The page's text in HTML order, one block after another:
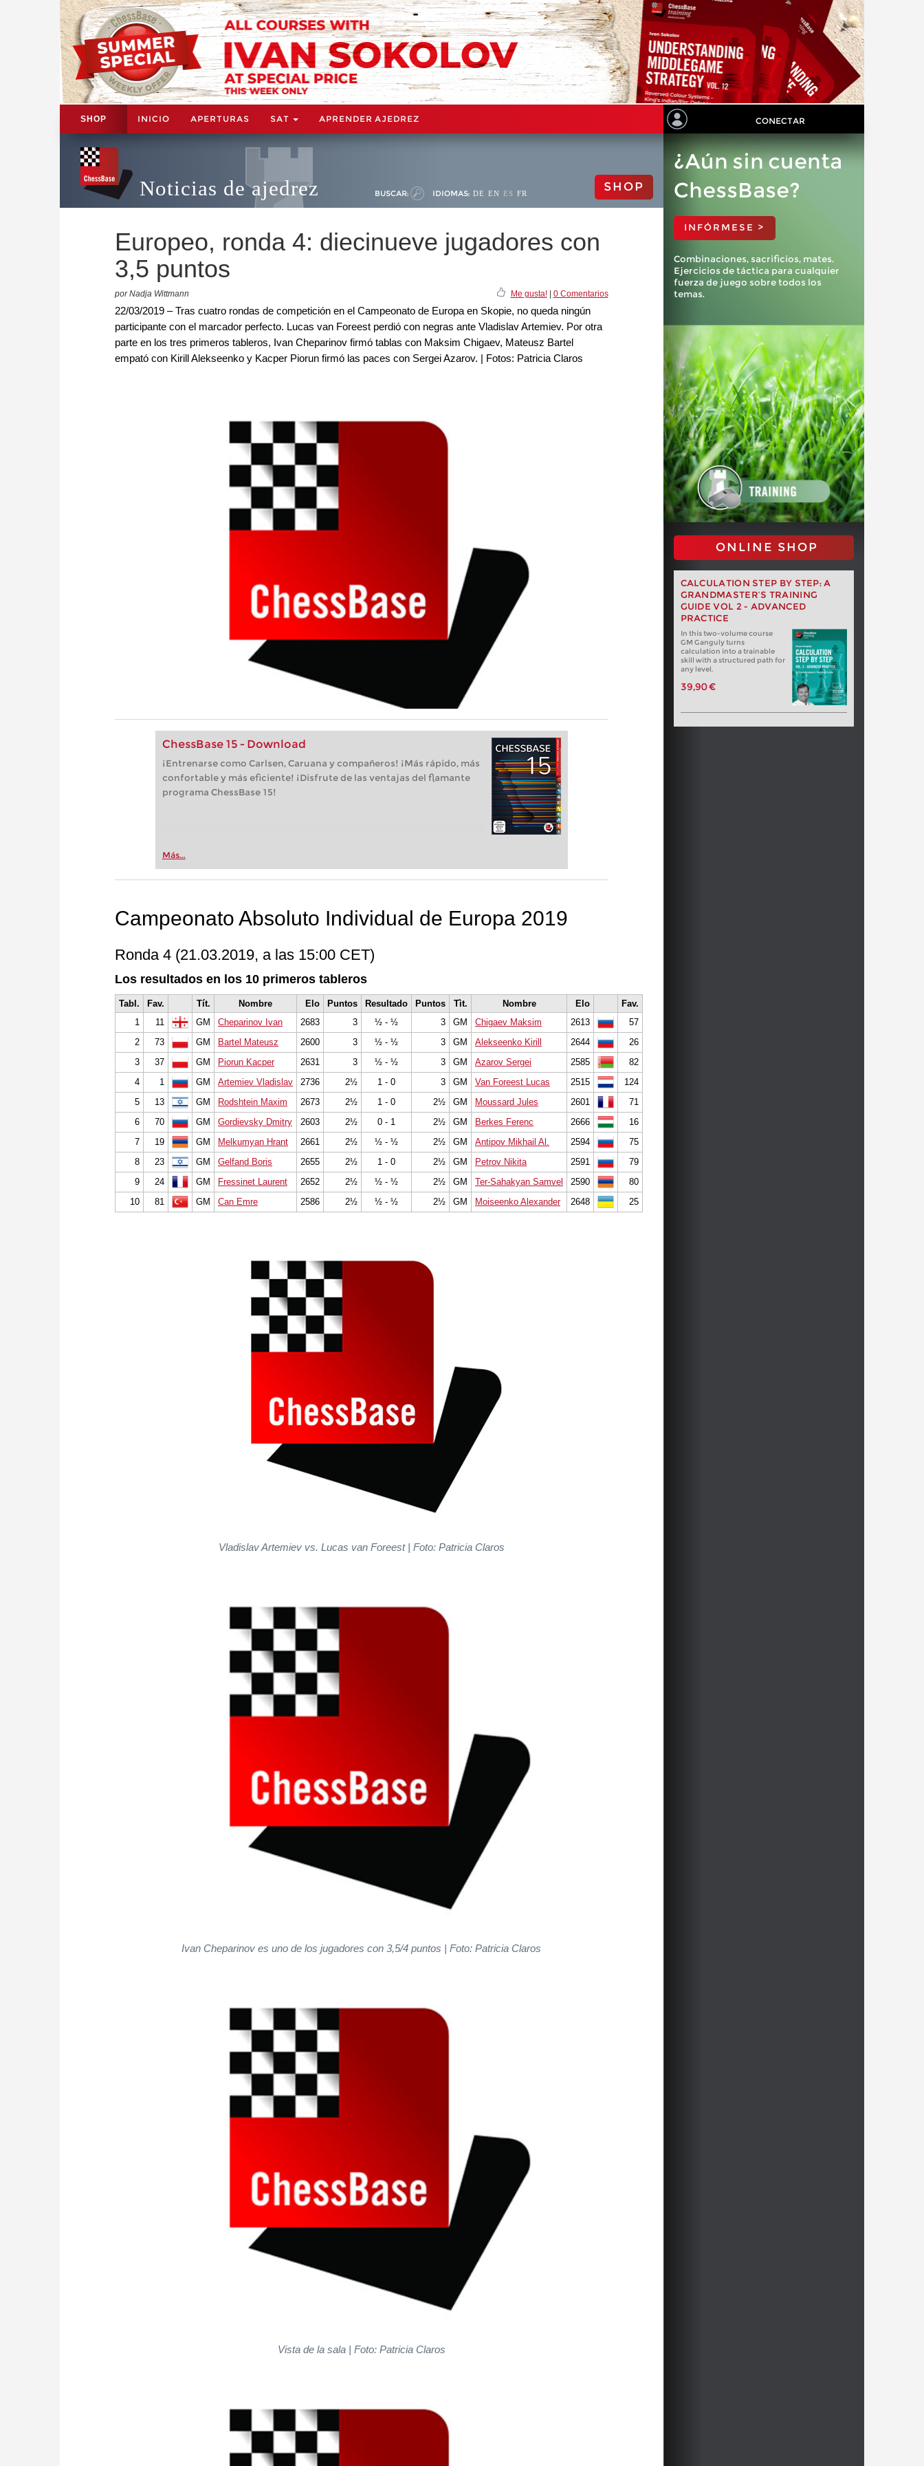
SHOP INICIO APERTURAS SAT APRENDER AJEDREZ CONECTAR
Noticias de ajedrez BUSCAR: IDIOMAS: DE EN ES FR SHOP
Europeo, ronda 4: diecinueve jugadores con
3,5 puntos
por Nadja Wittmann Me gusta!| 0 Comentarios
22/03/2019 – Tras cuatro rondas de competición en el Campeonato de Europa en Skopie, no queda ningún
participante con el marcador perfecto. Lucas van Foreest perdió con negras ante Vladislav Artemiev. Por otra
parte en los tres primeros tableros, Ivan Cheparinov firmó tablas con Maksim Chigaev, Mateusz Bartel
empató con Kirill Alekseenko y Kacper Piorun firmó las paces con Sergei Azarov. | Fotos: Patricia Claros
ChessBase 15 - Download
¡Entrenarse como Carlsen, Caruana y compañeros! ¡Más rápido, más
confortable y más eficiente! ¡Disfrute de las ventajas del flamante
programa ChessBase 15!
Más...
¿Aún sin cuenta
ChessBase?
INFÓRMESE >
Combinaciones, sacrificios, mates.
Ejercicios de táctica para cualquier
fuerza de juego sobre todos los
temas.
ONLINE SHOP
CALCULATION STEP BY STEP: A
GRANDMASTER’S TRAINING
GUIDE VOL 2 - ADVANCED
PRACTICE
In this two-volume course
GM Ganguly turns
calculation into a trainable
skill with a structured path for
any level.
39,90 €
Campeonato Absoluto Individual de Europa 2019
Ronda 4 (21.03.2019, a las 15:00 CET)
Los resultados en los 10 primeros tableros
Tabl. Fav. Tít. Nombre Elo Puntos Resultado Puntos Tìt. Nombre Elo
Fav.
1
11 GM Cheparinov Ivan 2683 3 ½ - ½ 3 GM Chigaev Maksim 2613
57
2
73 GM Bartel Mateusz 2600 3 ½ - ½ 3 GM Alekseenko Kirill 2644
26
3
37 GM Piorun Kacper 2631 3 ½ - ½ 3 GM Azarov Sergei 2585
82
4
1 GM Artemiev Vladislav 2736 2½ 1 - 0 3 GM Van Foreest Lucas 2515
124
5
13 GM Rodshtein Maxim 2673 2½ 1 - 0 2½ GM Moussard Jules 2601
71
6
70 GM Gordievsky Dmitry 2603 2½ 0 - 1 2½ GM Berkes Ferenc 2666
16
7
19 GM Melkumyan Hrant 2661 2½ ½ - ½ 2½ GM Antipov Mikhail Al. 2594
75
8
23 GM Gelfand Boris 2655 2½ 1 - 0 2½ GM Petrov Nikita 2591
79
9
24 GM Fressinet Laurent 2652 2½ ½ - ½ 2½ GM Ter-Sahakyan Samvel 2590
80
10
81 GM Can Emre 2586 2½ ½ - ½ 2½ GM Moiseenko Alexander 2648 25
Vladislav Artemiev vs. Lucas van Foreest | Foto: Patricia Claros
Ivan Cheparinov es uno de los jugadores con 3,5/4 puntos | Foto: Patricia Claros
Vista de la sala | Foto: Patricia Claros